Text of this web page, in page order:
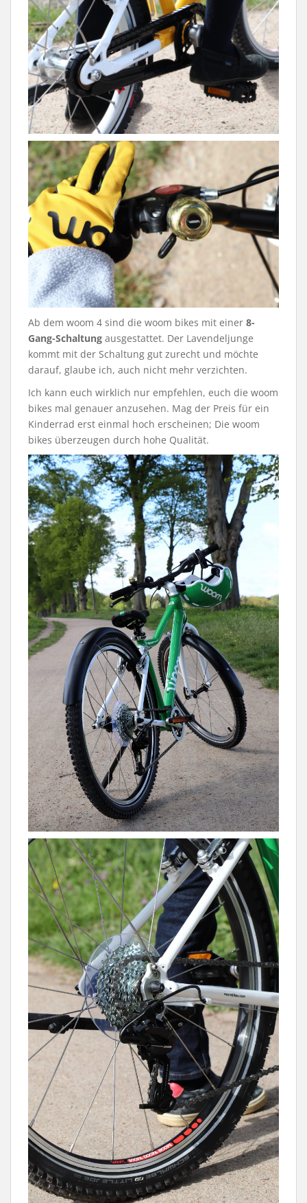
Ab dem woom 4 sind die woom bikes mit einer 8-
Gang-Schaltung ausgestattet. Der Lavendeljunge
kommt mit der Schaltung gut zurecht und möchte
darauf, glaube ich, auch nicht mehr verzichten.
Ich kann euch wirklich nur empfehlen, euch die woom
bikes mal genauer anzusehen. Mag der Preis für ein
Kinderrad erst einmal hoch erscheinen; Die woom
bikes überzeugen durch hohe Qualität.